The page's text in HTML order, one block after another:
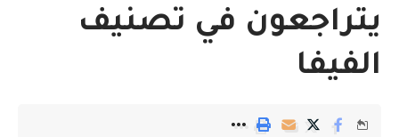
يتراجعون في تصنيف
الفيفا